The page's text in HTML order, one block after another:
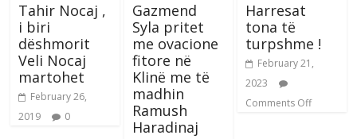
Tahir Nocaj ,
i biri
dëshmorit
Veli Nocaj
martohet
February 26,
2019
0
Gazmend
Syla pritet
me ovacione
fitore në
Klinë me të
madhin
Ramush
Haradinaj
Harresat
tona të
turpshme !
February 21,
2023
Comments Off